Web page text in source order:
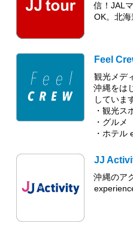
信！JAL
OK。北
Feel
観光メデ
沖縄をは
していま
・観光ス
・グルメ
・ホテル
JJ
沖縄のア